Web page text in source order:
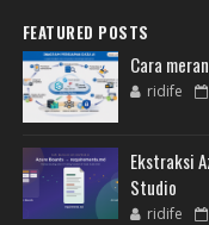
FEATURED POSTS
Cara
ridife
Ekstraksi
Studio
ridife